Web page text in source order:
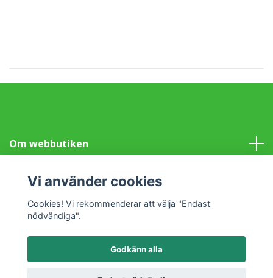
Om webbutiken
Information
Sociala medier
Vi använder cookies
Cookies! Vi rekommenderar att välja "Endast
nödvändiga".
Godkänn alla